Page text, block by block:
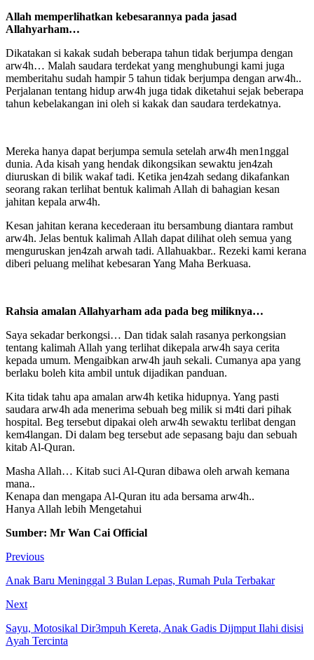
Allah memperlihatkan kebesarannya pada jasad
Allahyarham…
Dikatakan si kakak sudah beberapa tahun tidak berjumpa dengan
arw4h… Malah saudara terdekat yang menghubungi kami juga
memberitahu sudah hampir 5 tahun tidak berjumpa dengan arw4h..
Perjalanan tentang hidup arw4h juga tidak diketahui sejak beberapa
tahun kebelakangan ini oleh si kakak dan saudara terdekatnya.
Mereka hanya dapat berjumpa semula setelah arw4h men1nggal
dunia. Ada kisah yang hendak dikongsikan sewaktu jen4zah
diuruskan di bilik wakaf tadi. Ketika jen4zah sedang dikafankan
seorang rakan terlihat bentuk kalimah Allah di bahagian kesan
jahitan kepala arw4h.
Kesan jahitan kerana kecederaan itu bersambung diantara rambut
arw4h. Jelas bentuk kalimah Allah dapat dilihat oleh semua yang
menguruskan jen4zah arwah tadi. Allahuakbar.. Rezeki kami kerana
diberi peluang melihat kebesaran Yang Maha Berkuasa.
Rahsia amalan Allahyarham ada pada beg miliknya…
Saya sekadar berkongsi… Dan tidak salah rasanya perkongsian
tentang kalimah Allah yang terlihat dikepala arw4h saya cerita
kepada umum. Mengaibkan arw4h jauh sekali. Cumanya apa yang
berlaku boleh kita ambil untuk dijadikan panduan.
Kita tidak tahu apa amalan arw4h ketika hidupnya. Yang pasti
saudara arw4h ada menerima sebuah beg milik si m4ti dari pihak
hospital. Beg tersebut dipakai oleh arw4h sewaktu terlibat dengan
kem4langan. Di dalam beg tersebut ade sepasang baju dan sebuah
kitab Al-Quran.
Masha Allah… Kitab suci Al-Quran dibawa oleh arwah kemana
mana..
Kenapa dan mengapa Al-Quran itu ada bersama arw4h..
Hanya Allah lebih Mengetahui
Sumber: Mr Wan Cai Official
Previous
Anak Baru Meninggal 3 Bulan Lepas, Rumah Pula Terbakar
Next
Sayu, Motosikal Dir3mpuh Kereta, Anak Gadis Dijmput Ilahi disisi
Ayah Tercinta